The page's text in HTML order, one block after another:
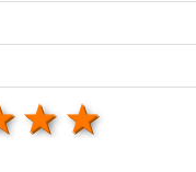
4 stars
3 stars
stars